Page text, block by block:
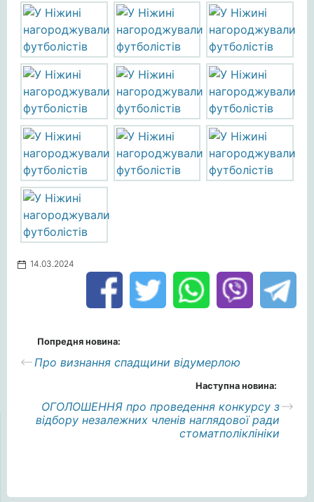
14.03.2024
Попредня новина:
Про визнання спадщини відумерлою
Наступна новина:
ОГОЛОШЕННЯ про проведення конкурсу з
відбору незалежних членів наглядової ради
стоматполіклініки